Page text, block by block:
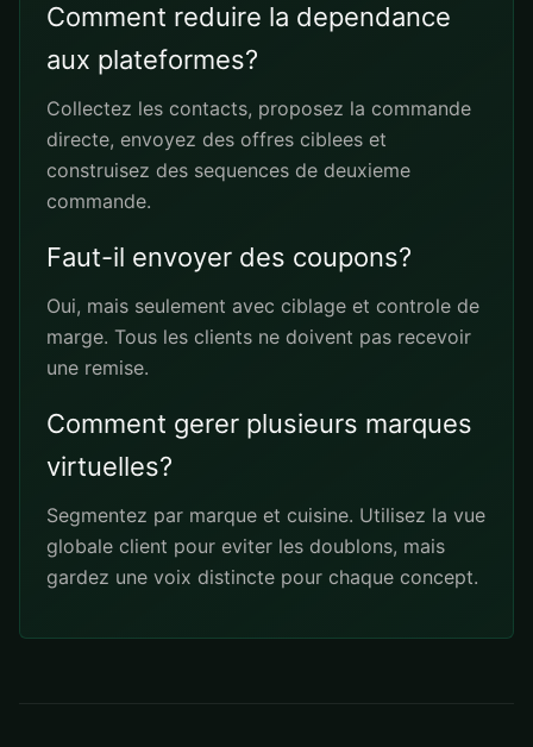
Comment reduire la dependance
aux plateformes?
Collectez les contacts, proposez la commande
directe, envoyez des offres ciblees et
construisez des sequences de deuxieme
commande.
Faut-il envoyer des coupons?
Oui, mais seulement avec ciblage et controle de
marge. Tous les clients ne doivent pas recevoir
une remise.
Comment gerer plusieurs marques
virtuelles?
Segmentez par marque et cuisine. Utilisez la vue
globale client pour eviter les doublons, mais
gardez une voix distincte pour chaque concept.